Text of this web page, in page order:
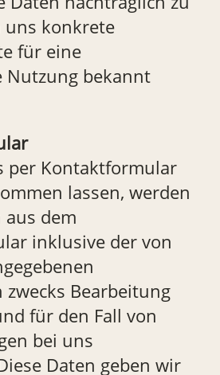
uns konkrete
für eine
Nutzung bekannt
per Kontaktformular
lassen, werden
aus dem
inklusive der von
Bearbeitung
für den Fall von
bei uns
Daten geben wir